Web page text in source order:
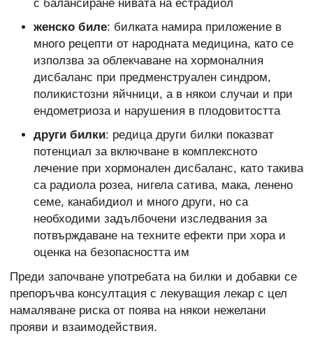
с балансиране нивата на естрадиол
женско биле: билката намира приложение в
много рецепти от народната медицина, като се
използва за облекчаване на хормоналния
дисбаланс при предменструален синдром,
поликистозни яйчници, а в някои случаи и при
ендометриоза и нарушения в плодовитостта
други билки: редица други билки показват
потенциал за включване в комплексното
лечение при хормонален дисбаланс, като такива
са радиола розеа, нигела сатива, мака, ленено
семе, канабидиол и много други, но са
необходими задълбочени изследвания за
потвърждаване на техните ефекти при хора и
оценка на безопасността им
Преди започване употребата на билки и добавки се
препоръчва консултация с лекуващия лекар с цел
намаляване риска от поява на някои нежелани
прояви и взаимодействия.